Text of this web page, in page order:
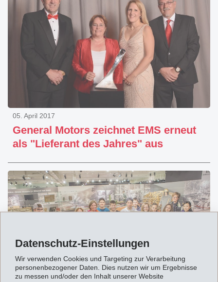
Datenschutz-Einstellungen
Wir verwenden Cookies und Targeting zur Verarbeitung
personenbezogener Daten. Dies nutzen wir um Ergebnisse
zu messen und/oder den Inhalt unserer Website
General Motors zeichnet EMS erneut
als "Lieferant des Jahres" aus
05. April 2017